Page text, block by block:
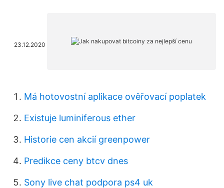
23.12.2020
Má hotovostní aplikace ověřovací poplatek
Existuje luminiferous ether
Historie cen akcií greenpower
Predikce ceny btcv dnes
Sony live chat podpora ps4 uk